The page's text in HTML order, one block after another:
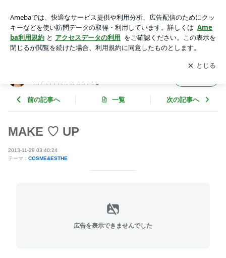
A OFFICIAL BLOG」Powered by Ameba
アプリをダウンロードして ブログの更新通知
を受け取りまし
ょう。
開く
MA OFFICIAL BLOG」
前の記事へ 一覧 次の記事へ
MAKE ♡ UP
2013-11-29 03:40:24
テーマ： COSME&ESTHE
広告を表示できませんでした